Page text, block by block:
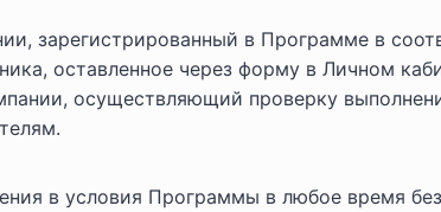
зарегистрированный в Программе в
оставленное через форму в Личном
осуществляющий проверку
в условия Программы в любое время